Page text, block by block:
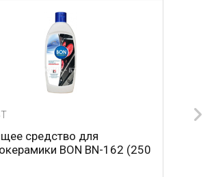
средство для
BON BN-162 (250
для ухода за
BON BN-603